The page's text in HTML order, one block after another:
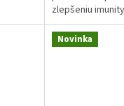
mg
3000
zlepšeniu
sa používa ako
nízkou
dvanástnikových
Novinka